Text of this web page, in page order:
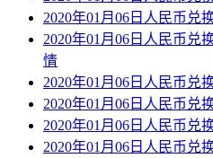
2020年01月06日人民币兑
2020年01月06日人民币兑
情
2020年01月06日人民币兑
2020年01月06日人民币兑
2020年01月06日人民币兑
2020年01月06日人民币兑